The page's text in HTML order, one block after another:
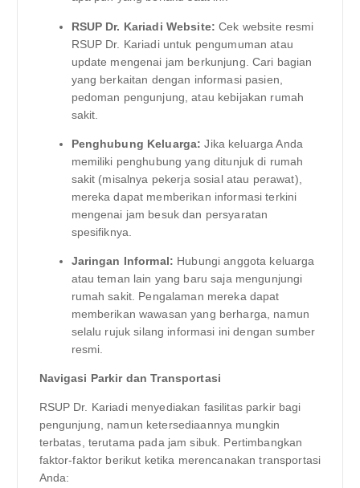
RSUP Dr. Kariadi Website: Cek website resmi
RSUP Dr. Kariadi untuk pengumuman atau
update mengenai jam berkunjung. Cari bagian
yang berkaitan dengan informasi pasien,
pedoman pengunjung, atau kebijakan rumah
sakit.
Penghubung Keluarga: Jika keluarga Anda
memiliki penghubung yang ditunjuk di rumah
sakit (misalnya pekerja sosial atau perawat),
mereka dapat memberikan informasi terkini
mengenai jam besuk dan persyaratan
spesifiknya.
Jaringan Informal: Hubungi anggota keluarga
atau teman lain yang baru saja mengunjungi
rumah sakit. Pengalaman mereka dapat
memberikan wawasan yang berharga, namun
selalu rujuk silang informasi ini dengan sumber
resmi.
Navigasi Parkir dan Transportasi
RSUP Dr. Kariadi menyediakan fasilitas parkir bagi
pengunjung, namun ketersediaannya mungkin
terbatas, terutama pada jam sibuk. Pertimbangkan
faktor-faktor berikut ketika merencanakan transportasi
Anda: